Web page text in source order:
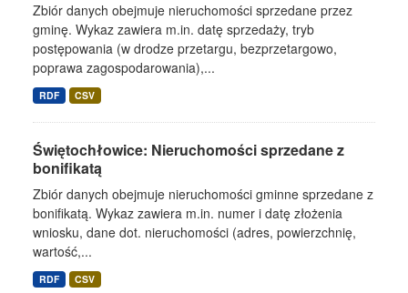
Zbiór danych obejmuje nieruchomości sprzedane przez
gminę. Wykaz zawiera m.in. datę sprzedaży, tryb
postępowania (w drodze przetargu, bezprzetargowo,
poprawa zagospodarowania),...
RDF CSV
Świętochłowice: Nieruchomości sprzedane z
bonifikatą
Zbiór danych obejmuje nieruchomości gminne sprzedane z
bonifikatą. Wykaz zawiera m.in. numer i datę złożenia
wniosku, dane dot. nieruchomości (adres, powierzchnię,
wartość,...
RDF CSV